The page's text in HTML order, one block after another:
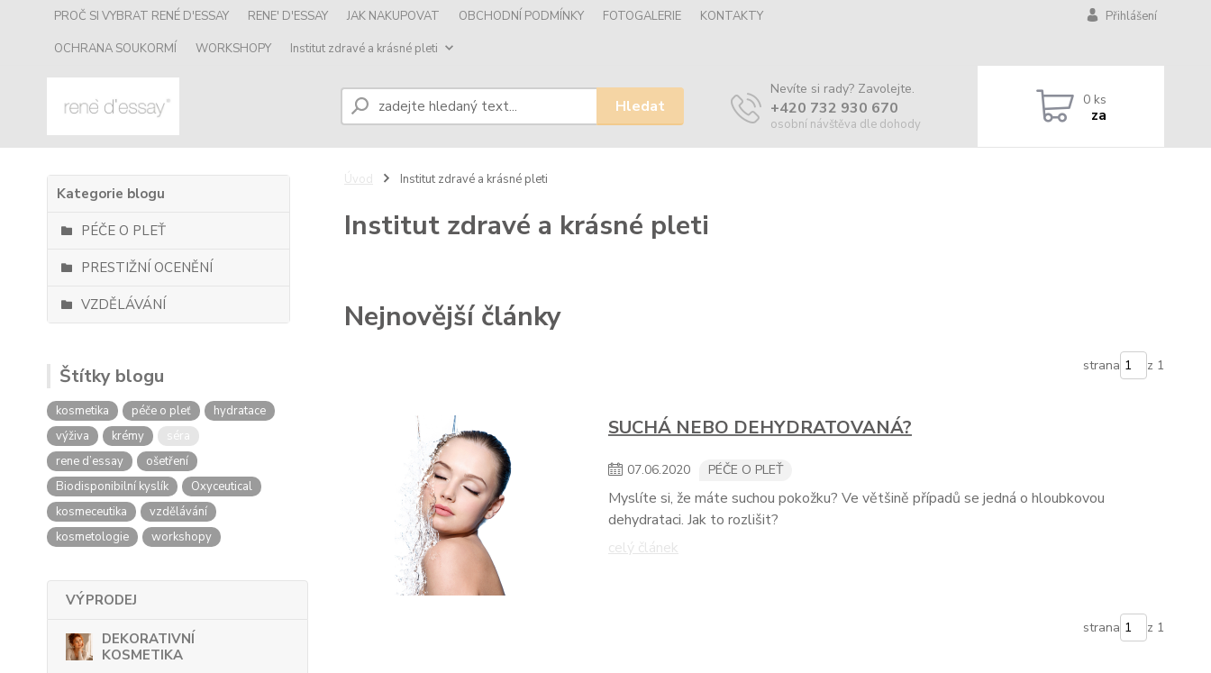
PROČ SI VYBRAT RENÉ D'ESSAY RENE' D'ESSAY JAK NAKUPOVAT OBCHODNÍ PODMÍNKY FOTOGALERIE
KONTAKTY
OCHRANA SOUKORMÍ
WORKSHOPY Institut zdravé a krásné pleti
Přihlášení
Hledat
Nevíte si rady? Zavolejte.
+420 732 930 670
osobní návštěva dle dohody
0 ks
za
Kategorie blogu
PÉČE O PLEŤ
PRESTIŽNÍ OCENĚNÍ
VZDĚLÁVÁNÍ
Štítky blogu
kosmetika péče o pleť
hydratace
výživa
krémy
séra
rene d’essay
ošetření
Biodisponibilní kyslík
Oxyceutical
kosmeceutika
vzdělávání
kosmetologie
workshopy
VÝPRODEJ
DEKORATIVNÍ
KOSMETIKA
Úvod Institut zdravé a krásné pleti
Institut zdravé a krásné pleti
Nejnovější články
strana z 1
SUCHÁ NEBO DEHYDRATOVANÁ?
07.06.2020 PÉČE O PLEŤ
Myslíte si, že máte suchou pokožku? Ve většině případů se jedná o hloubkovou
dehydrataci. Jak to rozlišit?
celý článek
strana z 1